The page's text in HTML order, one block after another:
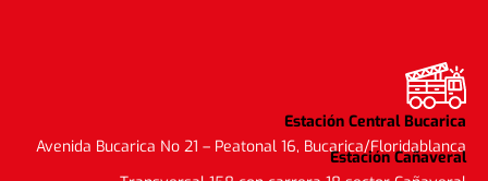
Estación Central Bucarica
Avenida Bucarica No 21 – Peatonal 16, Bucarica/Floridablanca
Estación Cañaveral